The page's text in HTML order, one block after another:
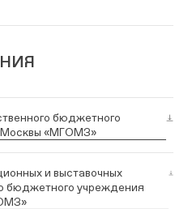
бюджетного
Москвы «МГОМЗ»
и выставочных
бюджетного учреждения